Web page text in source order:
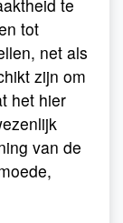
te
tot
net als
zijn om
het hier
van de